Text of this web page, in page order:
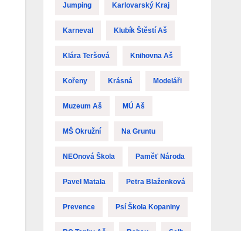
Jumping Karlovarský Kraj
Karneval Klubík Štěstí Aš
Klára Teršová Knihovna Aš
Kořeny Krásná Modeláři
Muzeum Aš MÚ Aš
MŠ Okružní Na Gruntu
NEOnová Škola Paměť Národa
Pavel Matala Petra Blaženková
Prevence Psí Škola Kopaniny